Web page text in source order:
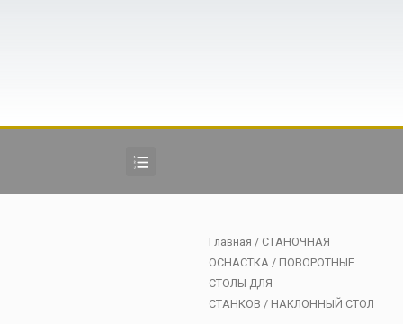
Главная / СТАНОЧНАЯ
ОСНАСТКА / ПОВОРОТНЫЕ
СТОЛЫ ДЛЯ
СТАНКОВ / НАКЛОННЫЙ СТОЛ